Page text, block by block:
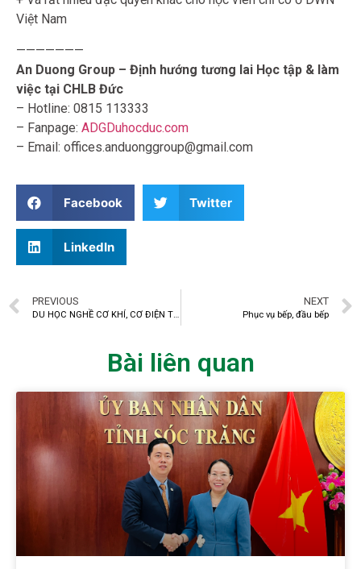
Việt Nam
———————
An Duong Group – Định hướng tương lai Học tập & làm
việc tại CHLB Đức
– Hotline: 0815 113333
– Fanpage: ADGDuhocduc.com
– Email: offices.anduonggroup@gmail.com
Facebook Twitter
LinkedIn
PREVIOUS
DU HỌC NGHỀ CƠ KHÍ, CƠ ĐIỆN TỬ VÀ NHỮNG ĐIỀU CẦN BIẾT
NEXT
Phục vụ bếp, đầu bếp
Bài liên quan